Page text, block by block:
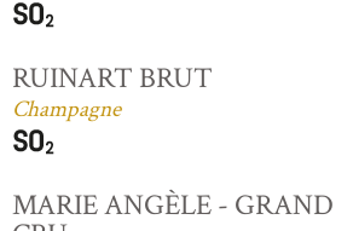
RUINART BRUT
Champagne
MARIE ANGÈLE - GRAND